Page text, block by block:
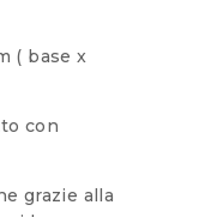
( base x
con
grazie alla